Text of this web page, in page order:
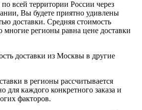
всей территории России через
Вы будете приятно удивлены
доставки. Средняя стоимость
многие регионы равна цене доставки
доставки из Москвы в другие
в регионы рассчитывается
для каждого конкретного заказа и
факторов.